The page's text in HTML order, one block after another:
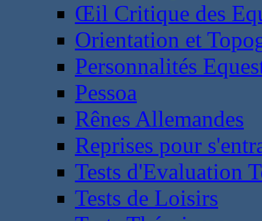
Œil Critique des
Orientation et
Personnalités
Pessoa
Rênes Allemandes
Reprises pour
Tests d'Evaluation
Tests de Loisirs